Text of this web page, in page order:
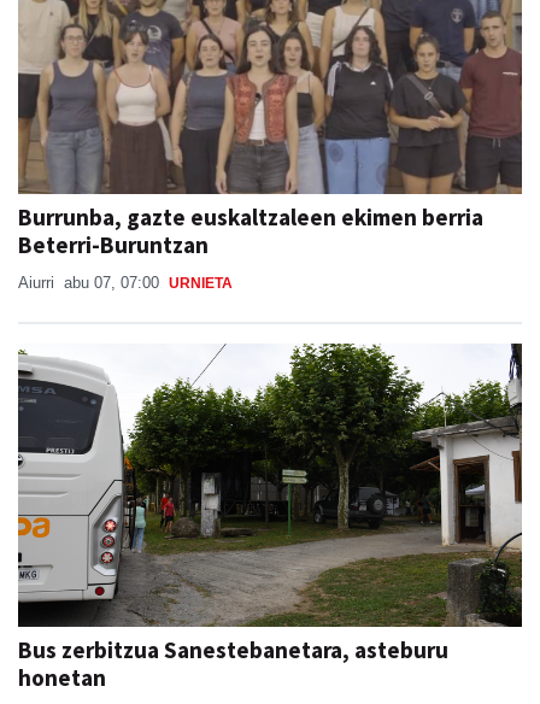
Burrunba, gazte euskaltzaleen ekimen berria
Beterri-Buruntzan
Aiurri abu 07, 07:00 URNIETA
Bus zerbitzua Sanestebanetara, asteburu
honetan